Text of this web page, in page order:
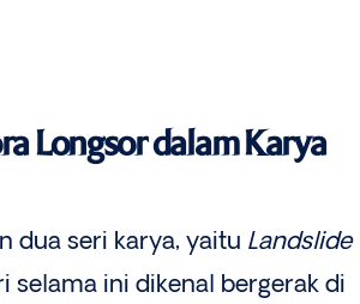
Longsor dalam Karya
dua seri karya, yaitu Landslide
selama ini dikenal bergerak di